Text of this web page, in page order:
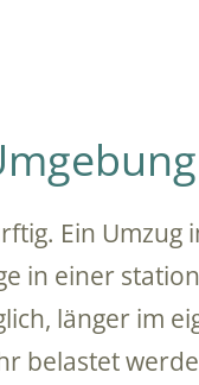
Ein Umzug
in einer
länger im
belastet